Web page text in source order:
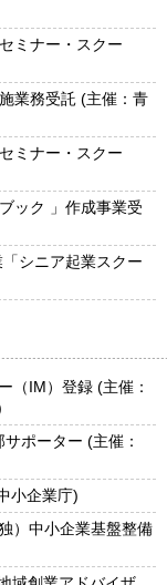
ミナー・スクー
業務受託 (主催：青
ミナー・スクー
ック 」作成事業受
シニア起業スクー
（IM）登録 (主催：
ポーター (主催：
小企業庁)
）中小企業基盤整備